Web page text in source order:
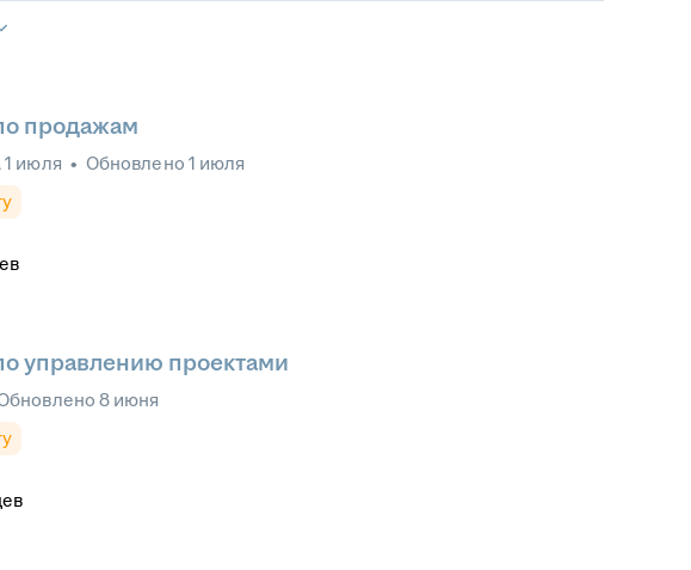
продажам
1 июля • Обновлено 1 июля
управлению проектами
8 июня